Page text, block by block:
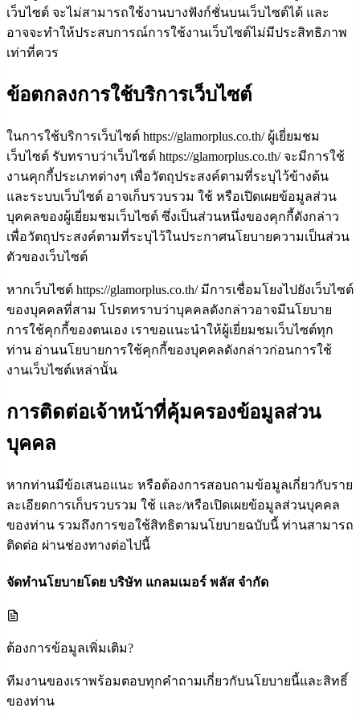
เว็บไซต์ จะไม่สามารถใช้งานบางฟังก์ชั่นบนเว็บไซต์ได้ และ
อาจจะทำให้ประสบการณ์การใช้งานเว็บไซต์ไม่มีประสิทธิภาพ
เท่าที่ควร
ข้อตกลงการใช้บริการเว็บไซต์
ในการใช้บริการเว็บไซต์ https://glamorplus.co.th/ ผู้เยี่ยมชม
เว็บไซต์ รับทราบว่าเว็บไซต์ https://glamorplus.co.th/ จะมีการใช้
งานคุกกี้ประเภทต่างๆ เพื่อวัตถุประสงค์ตามที่ระบุไว้ข้างต้น
และระบบเว็บไซต์ อาจเก็บรวบรวม ใช้ หรือเปิดเผยข้อมูลส่วน
บุคคลของผู้เยี่ยมชมเว็บไซต์ ซึ่งเป็นส่วนหนึ่งของคุกกี้ดังกล่าว
เพื่อวัตถุประสงค์ตามที่ระบุไว้ในประกาศนโยบายความเป็นส่วน
ตัวของเว็บไซต์
หากเว็บไซต์ https://glamorplus.co.th/ มีการเชื่อมโยงไปยังเว็บไซต์
ของบุคคลที่สาม โปรดทราบว่าบุคคลดังกล่าวอาจมีนโยบาย
การใช้คุกกี้ของตนเอง เราขอแนะนำให้ผู้เยี่ยมชมเว็บไซต์ทุก
ท่าน อ่านนโยบายการใช้คุกกี้ของบุคคลดังกล่าวก่อนการใช้
งานเว็บไซต์เหล่านั้น
การติดต่อเจ้าหน้าที่คุ้มครองข้อมูลส่วน
บุคคล
หากท่านมีข้อเสนอแนะ หรือต้องการสอบถามข้อมูลเกี่ยวกับราย
ละเอียดการเก็บรวบรวม ใช้ และ/หรือเปิดเผยข้อมูลส่วนบุคคล
ของท่าน รวมถึงการขอใช้สิทธิตามนโยบายฉบับนี้ ท่านสามารถ
ติดต่อ ผ่านช่องทางต่อไปนี้
จัดทำนโยบายโดย บริษัท แกลมเมอร์ พลัส จำกัด
ต้องการข้อมูลเพิ่มเติม?
ทีมงานของเราพร้อมตอบทุกคำถามเกี่ยวกับนโยบายนี้และสิทธิ์
ของท่าน